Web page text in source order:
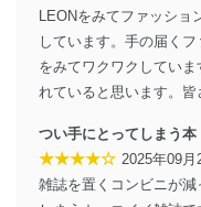
じて、個人情報保
善し、常に最良の
苦情及び相談受付け
ステムに関するご相
絡ください。
適切、かつ迅速に
LEONをみてファッショ
しています。手の届く
をみてワクワクしてい
れていると思います。皆
つい手にとってしまう本
★★★★☆ 2025年09月
雑誌を置くコンビニが